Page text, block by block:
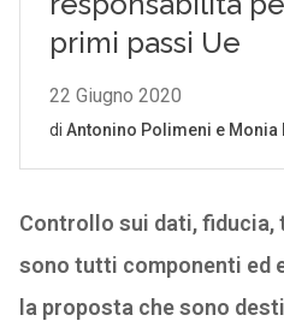
Controllo sui dati, fiducia,
sono tutti componenti ed
la proposta che sono